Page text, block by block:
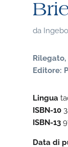
da
Editore:
Lingua
ISBN-10
ISBN-13
Data di